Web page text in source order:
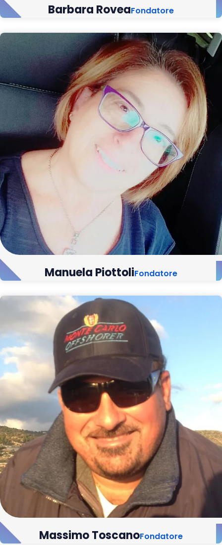
Barbara RoveaFondatore
Manuela PiottoliFondatore
Massimo ToscanoFondatore